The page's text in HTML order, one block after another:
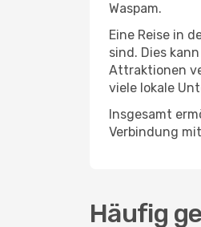
Waspam.
Eine Reise in
sind. Dies
Attraktionen
viele lokale
Insgesamt
Verbindung
Häufig